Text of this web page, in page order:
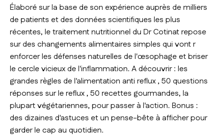
Élaboré sur la base de son expérience auprès de milliers
de patients et des données scientifiques les plus
récentes, le traitement nutritionnel du Dr Cotinat repose
sur des changements alimentaires simples qui vont r
enforcer les défenses naturelles de l'œsophage et briser
le cercle vicieux de l'inflammation. A découvrir : les
grandes règles de l'alimentation anti reflux , 50 questions
réponses sur le reflux , 50 recettes gourmandes, la
plupart végétariennes, pour passer à l'action. Bonus :
des dizaines d'astuces et un pense-bête à afficher pour
garder le cap au quotidien.